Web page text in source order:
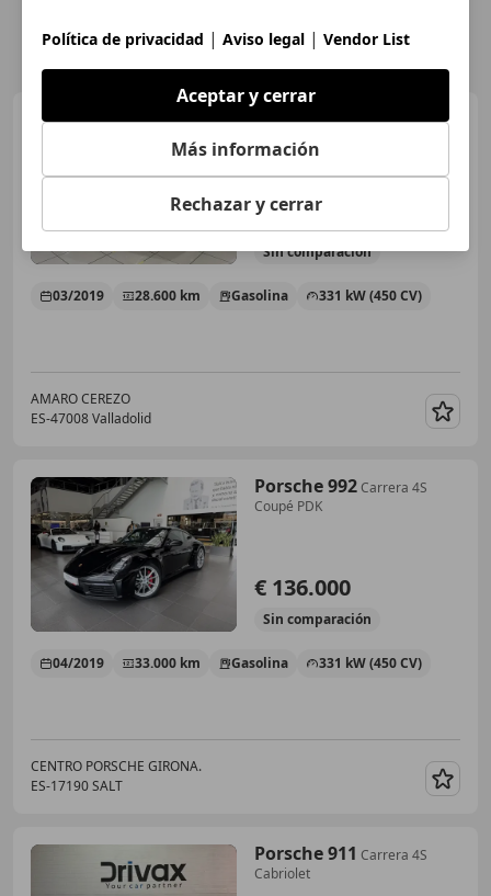
Porsche 992Carrera 4S
Coupé PDK
€ 148.000
Sincomparación
03/2019 28.600 km Gasolina 331 kW (450 CV)
AMARO CEREZO
ES-47008 Valladolid
Porsche 992Carrera 4S
Coupé PDK
€ 136.000
Sin comparación
04/2019 33.000 km Gasolina 331 kW (450 CV)
CENTRO PORSCHE GIRONA.
ES-17190 SALT
Porsche 911 Carrera 4S
Cabriolet
Política de privacidad | Aviso legal | Vendor List
Aceptar y cerrar
Más información
Rechazar y cerrar